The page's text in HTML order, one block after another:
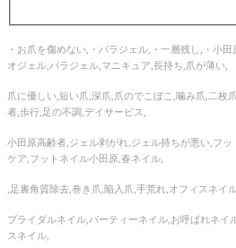
・お爪を傷めない,・パラジェル,・一層残し,・小
オジェル,パラジェル,マニキュア,長持ち,爪が薄い,
爪に優しい,短い爪,深爪,爪のでこぼこ,噛み爪,二枚
者,歩行,足の不調,デイサービス,
小田原高齢者,ジェル剥がれ,ジェル持ちが悪い,フ
ケア,フットネイル小田原,春ネイル,
,足裏角質除去,巻き爪,陥入爪,手荒れ,オフィスネイ
ブライダルネイル,パーティーネイル,お呼ばれネイ
スネイル,